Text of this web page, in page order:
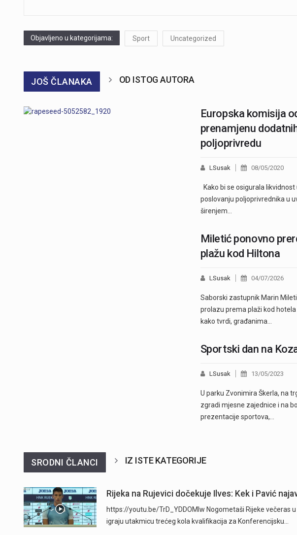
Objavljeno u kategorijama: Sport Uncategorized
JOŠ ČLANAKA OD ISTOG AUTORA
Europska komisija
prenamjenu
poljoprivredu
LSusak 08/05/2020
Kako bi se osigurala
poslovanju poljoprivrednika u
širenjem…
Miletić ponovno
plažu kod Hiltona
LSusak 04/07/2026
Saborski zastupnik Marin
prolazu prema plaži kod
kako tvrdi, građanima…
Sportski dan na
LSusak 13/05/2023
U parku Zvonimira Škerla, na
zgradi mjesne zajednice i na
prezentacije sportova,…
SRODNI ČLANCI IZ ISTE KATEGORIJE
Rijeka na Rujevici dočekuje Ilves: Kek i Pavić
https://youtu.be/TrD_YDDOMIw Nogometaši Rijeke večeras
igraju utakmicu trećeg kola kvalifikacija za Konferencijsku…